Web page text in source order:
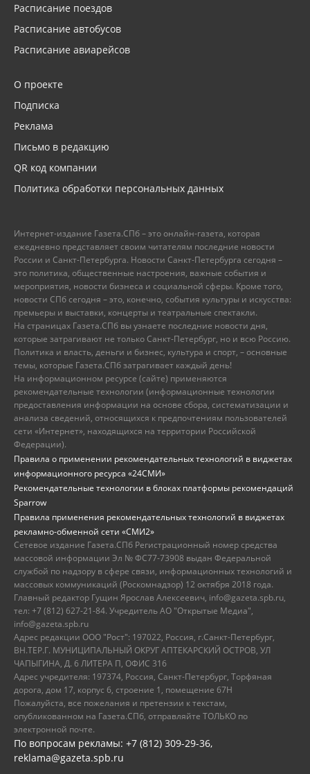
Расписание поездов
Расписание автобусов
Расписание авиарейсов
О проекте
Подписка
Реклама
Письмо в редакцию
QR код компании
Политика обработки персональных данных
Интернет-издание Газета.СПб – это онлайн-газета, которая
ежедневно представляет своим читателям последние новости
России и Санкт-Петербурга. Новости Санкт-Петербурга сегодня –
это политика, общественные настроения, важные события и
мероприятия, новости бизнеса и социальной сферы. Кроме того,
новости СПб сегодня – это, конечно, события культуры и искусства:
премьеры и выставки, концерты и театральные спектакли.
На страницах Газета.СПб вы узнаете последние новости дня,
которые затрагивают не только Санкт-Петербург, но и всю Россию.
Политика и власть, деньги и бизнес, культура и спорт, – основные
темы, которые Газета.СПб затрагивает каждый день!
На информационном ресурсе (сайте) применяются
рекомендательные технологии (информационные технологии
предоставления информации на основе сбора, систематизации и
анализа сведений, относящихся к предпочтениям пользователей
сети «Интернет», находящихся на территории Российской
Федерации).
Правила о применении рекомендательных технологий в виджетах
информационного ресурса «24СМИ»
Рекомендательные технологии в блоках платформы рекомендаций
Sparrow
Правила применения рекомендательных технологий в виджетах
рекламно-обменной сети «СМИ2»
Сетевое издание Газета.СПб Регистрационный номер средства
массовой информации Эл № ФС77-73908 выдан Федеральной
службой по надзору в сфере связи, информационных технологий и
массовых коммуникаций (Роскомнадзор) 12 октября 2018 года.
Главный редактор Гущин Ярослав Алексеевич, info@gazeta.spb.ru,
тел: +7 (812) 627-21-84. Учредитель АО "Открытые Медиа",
info@gazeta.spb.ru
Адрес редакции ООО "Рост": 197022, Россия, г.Санкт-Петербург,
ВН.ТЕР.Г. МУНИЦИПАЛЬНЫЙ ОКРУГ АПТЕКАРСКИЙ ОСТРОВ, УЛ
ЧАПЫГИНА, Д. 6 ЛИТЕРА П, ОФИС 316
Адрес учредителя: 197374, Россия, Санкт-Петербург, Торфяная
дорога, дом 17, корпус 6, строение 1, помещение 67Н
Пожалуйста, все пожелания и претензии к текстам,
опубликованном на Газета.СПб, отправляйте ТОЛЬКО по
электронной почте.
По вопросам рекламы: +7 (812) 309-29-36,
reklama@gazeta.spb.ru